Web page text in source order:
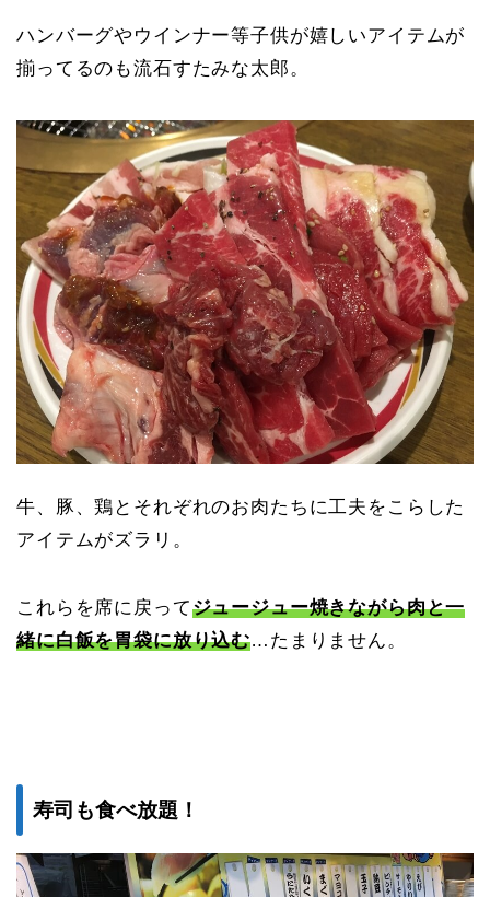
ハンバーグやウインナー等子供が嬉しいアイテムが
揃ってるのも流石すたみな太郎。
牛、豚、鶏とそれぞれのお肉たちに工夫をこらした
アイテムがズラリ。
これらを席に戻ってジュージュー焼きながら肉と一
緒に白飯を胃袋に放り込む…たまりません。
寿司も食べ放題！